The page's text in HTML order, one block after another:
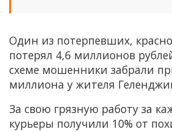
Один из потерпевших,
потерял 4,6 миллионов
схеме мошенники забрали
миллиона у жителя
За свою грязную работу за
курьеры получили 10% от